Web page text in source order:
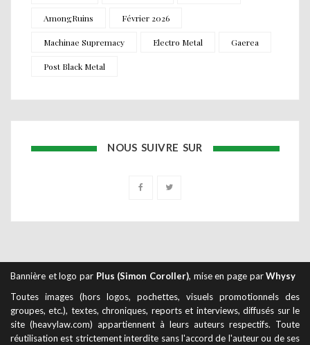
AmongRuins Février 2026
Machinae Supremacy Electro Metal Gaerea
Post Black Metal
NOUS SUIVRE SUR
Bannière et logo par Plus (Simon Coroller), mise en page parWhysy
Toutes images (hors logos, pochettes, visuels promotionnels des
groupes, etc.), textes, chroniques, reports et interviews, diffusés sur le
site (heavylaw.com) appartiennent à leurs auteurs respectifs. Toute
réutilisation est strictement interdite sans l'accord de l'auteur ou de ses